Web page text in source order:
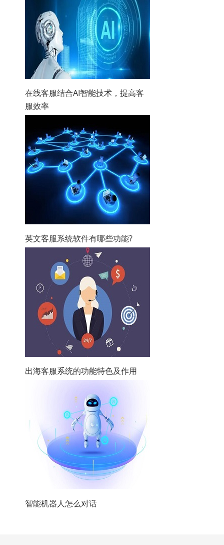
在线客服结合AI智能技术，提高客
服效率
英文客服系统软件有哪些功能?
出海客服系统的功能特色及作用
智能机器人怎么对话